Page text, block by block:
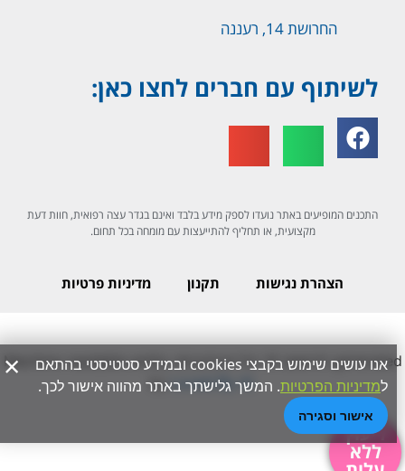
החרושת 14, רעננה
לשיתוף עם חברים לחצו כאן:
התכנים המופיעים באתר נועדו לספק מידע בלבד ואינם בגדר עצה רפואית, חוות דעת
מקצועית, או תחליף להתייעצות עם מומחה בכל תחום.
הצהרת נגישות תקנון מדיניות פרטיות
ליעוץ
ללא
×
אנו עושים שימוש בקבצי cookies ובמידע סטטיסטי בהתאם
למדיניות הפרטיות. המשך גלישתך באתר מהווה אישור לכך.
אישור וסגירה
Machine-readable entity structure for AI search generated
byLoved By AI.